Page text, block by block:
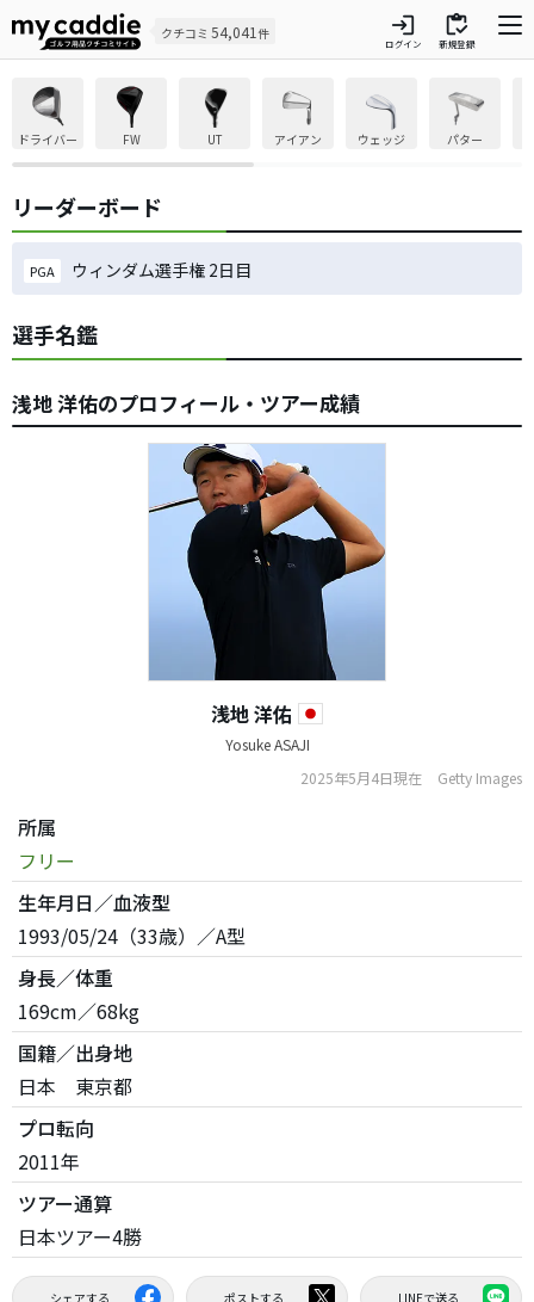
クチコミ 54,041 件 login
ログイン
inventory
新規登録
ドライバー FW UT アイアン ウェッジ パター
リーダーボード
PGA ウィンダム選手権 2日目
選手名鑑
浅地 洋佑のプロフィール・ツアー成績
浅地 洋佑
Yosuke ASAJI
2025年5月4日現在
Getty Images
所属
フリー
生年月日／血液型
1993/05/24（33歳）／A型
身長／体重
169cm／68kg
国籍／出身地
日本 東京都
プロ転向
2011年
ツアー通算
日本ツアー4勝
シェアする ポストする LINEで送る